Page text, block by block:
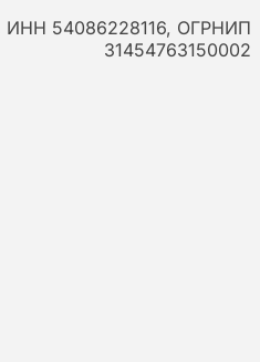
ИНН 54086228116, ОГРНИП
31454763150002